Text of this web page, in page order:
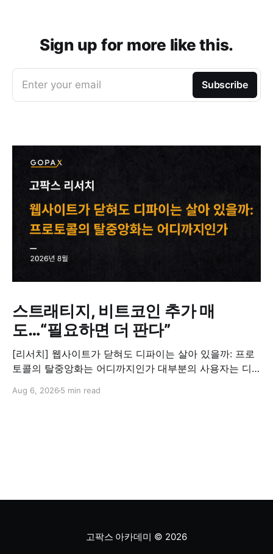
Sign up for more like this.
Enter your email Subscribe
스트래티지, 비트코인 추가 매
도…“필요하면 더 판다”
[리서치] 웹사이트가 닫혀도 디파이는 살아 있을까: 프로
토콜의 탈중앙화는 어디까지인가 대부분의 사용자는 디
사이트가 금융 기능을 직접 실행하는 것은 아닙니다. 자세
Aug 6, 2026 5 min read
고팍스 아카데미 © 2026